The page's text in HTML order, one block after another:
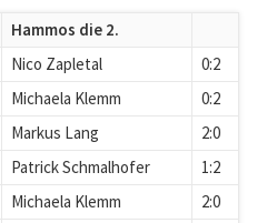
Hammos die 2.
Nico Zapletal
0:2
Michaela Klemm
0:2
Markus Lang
2:0
Patrick Schmalhofer
1:2
Michaela Klemm
2:0